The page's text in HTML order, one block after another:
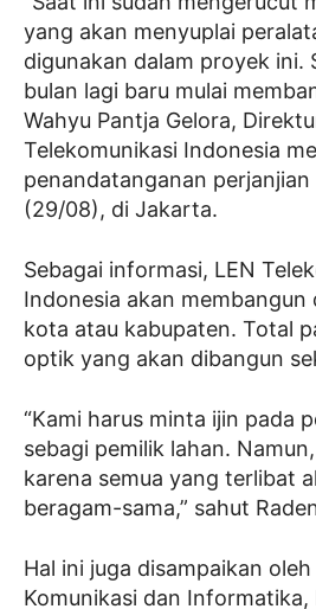
yang akan menyuplai
digunakan dalam proyek ini.
bulan lagi baru mulai
Wahyu Pantja Gelora,
Telekomunikasi Indonesia
penandatanganan perjanjian
(29/08), di Jakarta.
Sebagai informasi, LEN
Indonesia akan membangun
kota atau kabupaten. Total
optik yang akan dibangun
“Kami harus minta ijin pada
sebagi pemilik lahan.
karena semua yang terlibat
beragam-sama,” sahut
Hal ini juga disampaikan
Komunikasi dan